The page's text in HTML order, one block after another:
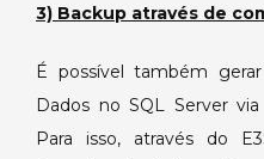
3) Backup através de
É possível também
Dados no SQL Server
Para isso, através do